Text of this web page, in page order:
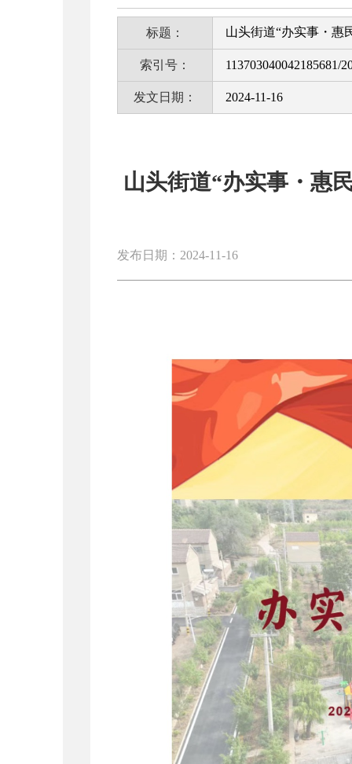
标题： 山头街道“办实事・
索引号： 113703040042185681/
发文日期： 2024-11-16
山头街道“办实事・惠
发布日期：2024-11-16